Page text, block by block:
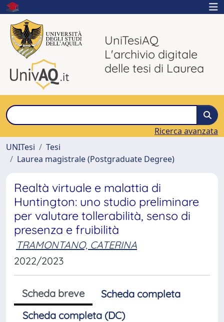
UniTesiAQ
L'archivio digitale
delle tesi di Laurea
Ricerca avanzata
UNITesi
Tesi
Laurea magistrale (Postgraduate Degree)
Realtà virtuale e malattia di
Huntington: uno studio preliminare
per valutare tollerabilità, senso di
presenza e fruibilità
TRAMONTANO, CATERINA
2022/2023
Scheda breve
Scheda completa
Scheda completa (DC)